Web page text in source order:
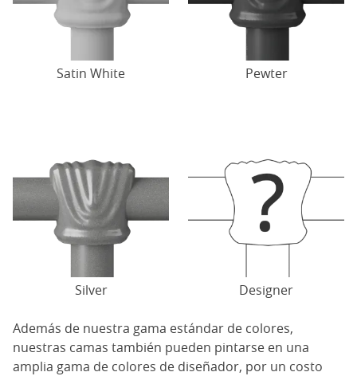
Satin White Pewter
Silver Designer
Además de nuestra gama estándar de colores,
nuestras camas también pueden pintarse en una
amplia gama de colores de diseñador, por un costo